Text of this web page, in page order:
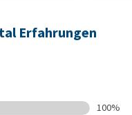
Erfahrungen
100%